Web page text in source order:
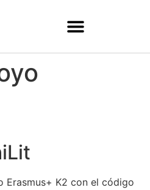
Erasmus+ K2 con el código